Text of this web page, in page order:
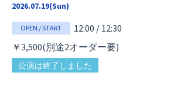
2026.07.19(Sun)
OPEN / START
12:00 / 12:30
￥3,500(別途2オーダー要)
公演は終了しました